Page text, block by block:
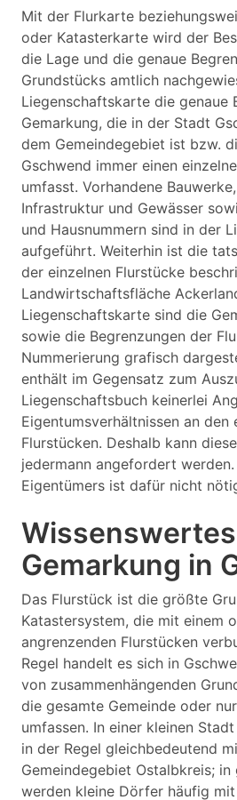
Mit der Flurkarte
oder Katasterkarte wird der
die Lage und die genaue
Grundstücks amtlich
Liegenschaftskarte die genaue
Gemarkung, die in der Stadt
dem Gemeindegebiet ist bzw.
Gschwend immer einen
umfasst. Vorhandene
Infrastruktur und Gewässer
und Hausnummern sind in der
aufgeführt. Weiterhin ist die
der einzelnen Flurstücke
Landwirtschaftsfläche
Liegenschaftskarte sind die
sowie die Begrenzungen der
Nummerierung grafisch
enthält im Gegensatz zum
Liegenschaftsbuch keinerlei
Eigentumsverhältnissen an den
Flurstücken. Deshalb kann
jedermann angefordert
Eigentümers ist dafür nicht
Gemarkung in
Das Flurstück ist die größte
Katastersystem, die mit einem
angrenzenden Flurstücken
Regel handelt es sich in
von zusammenhängenden
die gesamte Gemeinde oder
umfassen. In einer kleinen
in der Regel gleichbedeutend
Gemeindegebiet Ostalbkreis;
werden kleine Dörfer häufig mit